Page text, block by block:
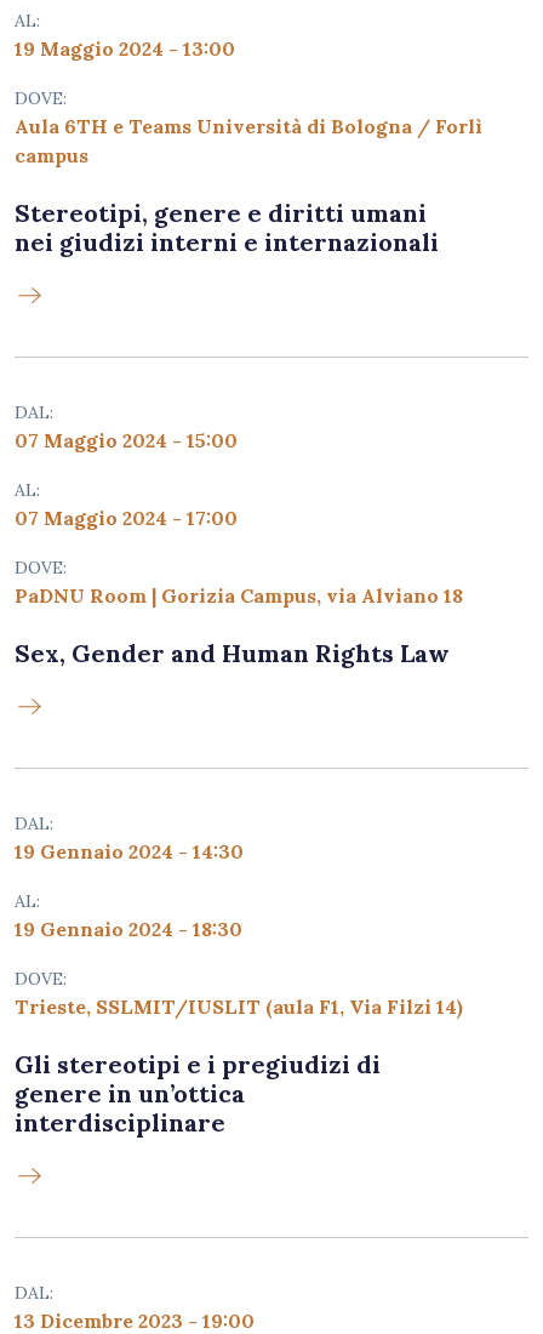
AL:
19 Maggio 2024 - 13:00
DOVE:
Aula 6TH e Teams Università di Bologna / Forlì
campus
Stereotipi, genere e diritti umani
nei giudizi interni e internazionali
DAL:
07 Maggio 2024 - 15:00
AL:
07 Maggio 2024 - 17:00
DOVE:
PaDNU Room | Gorizia Campus, via Alviano 18
Sex, Gender and Human Rights Law
DAL:
19 Gennaio 2024 - 14:30
AL:
19 Gennaio 2024 - 18:30
DOVE:
Trieste, SSLMIT/IUSLIT (aula F1, Via Filzi 14)
Gli stereotipi e i pregiudizi di
genere in un’ottica
interdisciplinare
DAL:
13 Dicembre 2023 - 19:00